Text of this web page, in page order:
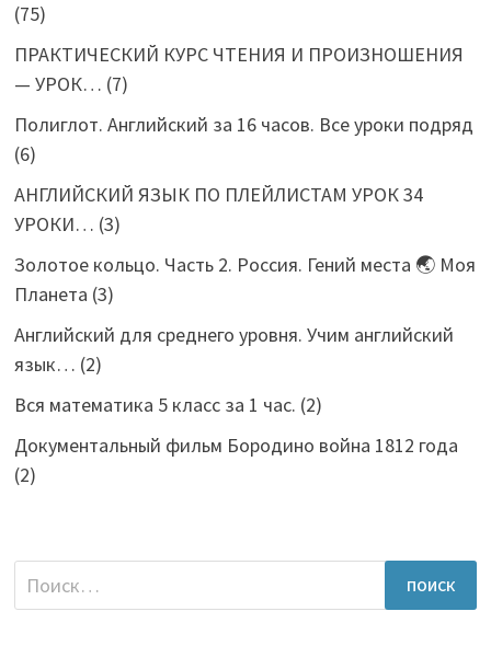
(75)
ПРАКТИЧЕСКИЙ КУРС ЧТЕНИЯ И ПРОИЗНОШЕНИЯ
— УРОК… (7)
Полиглот. Английский за 16 часов. Все уроки подряд
(6)
АНГЛИЙСКИЙ ЯЗЫК ПО ПЛЕЙЛИСТАМ УРОК 34
УРОКИ… (3)
Золотое кольцо. Часть 2. Россия. Гений места 🌏 Моя
Планета (3)
Английский для среднего уровня. Учим английский
язык… (2)
Вся математика 5 класс за 1 час. (2)
Документальный фильм Бородино война 1812 года
(2)
Найти: